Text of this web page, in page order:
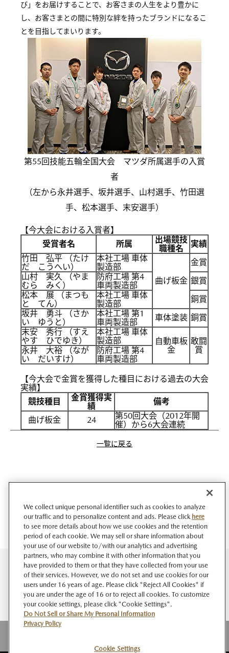
び」をお届けすることで、お客さまの人生をより豊かに
し、お客さまとの間に特別な絆を持ったブランドになるこ
とを目指してまいります。
第55回技能五輪全国大会 マツダ所属選手の入賞
者
（左から永井選手、坂井選手、山村選手、竹田選
手、松本選手、末安選手）
【今大会における入賞者】
受賞者名
所属
出場競技
職種名
実績
竹田 弘平 （たけ
だ こうへい）
本社工場 車体
製造部
曲げ板金
金賞
山村 実久 （やま
むら みく）
防府工場 第4
車両製造部
銀賞
松本 展 （まつも
と てん）
本社工場 車体
製造部
銅賞
坂井 勇斗 （さか
い ゆうと）
本社工場 第1
車両製造部
車体塗装 銅賞
末安 秀行 （すえ
やす ひでゆき）
本社工場 車体
製造部
自動車板
金
敢闘
賞
永井 大裕 （なが
い だいすけ）
防府工場 第4
車両製造部
【今大会で金賞を獲得した種目における過去の大会
実績】
競技種目
金賞獲得実
績
備考
曲げ板金
24
第50回大会（2012年開
催）から6大会連続
一覧に戻る
We collect unique personal identifier such as cookies to analyze
our traffic and to personalize content and ads. Please click here
to see more details about how we use cookies and the retention
period of each cookie. We may sell or share information about
your use of our website to/with our analytics and advertising
partners, who may combine it with other information that you
have provided to them or that they have collected from your use
of their services. However, we do not set and use cookies for our
users under 16 years of age. Please click "Reject All Cookies" if
you are under the age of 16 or to reject all cookies. To customize
your cookie settings, please click "Cookie Settings".
Do Not Sell or Share My Personal Information
Privacy Policy
Cookie Settings